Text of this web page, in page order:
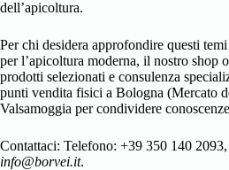
dell’apicoltura.
Per chi desidera approfondire questi
per l’apicoltura moderna, il nostro shop
prodotti selezionati e consulenza
punti vendita fisici a Bologna (Mercato
Valsamoggia per condividere
Contattaci: Telefono: +39 350 140
info@borvei.it.